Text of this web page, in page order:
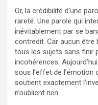
Or, la crédibilité d’une
rareté. Une parole qui
inévitablement par se
contredit. Car aucun être
tous les sujets sans finir
incohérences.
sous l’effet de l’émotion
soutient exactement
n’oublient rien.